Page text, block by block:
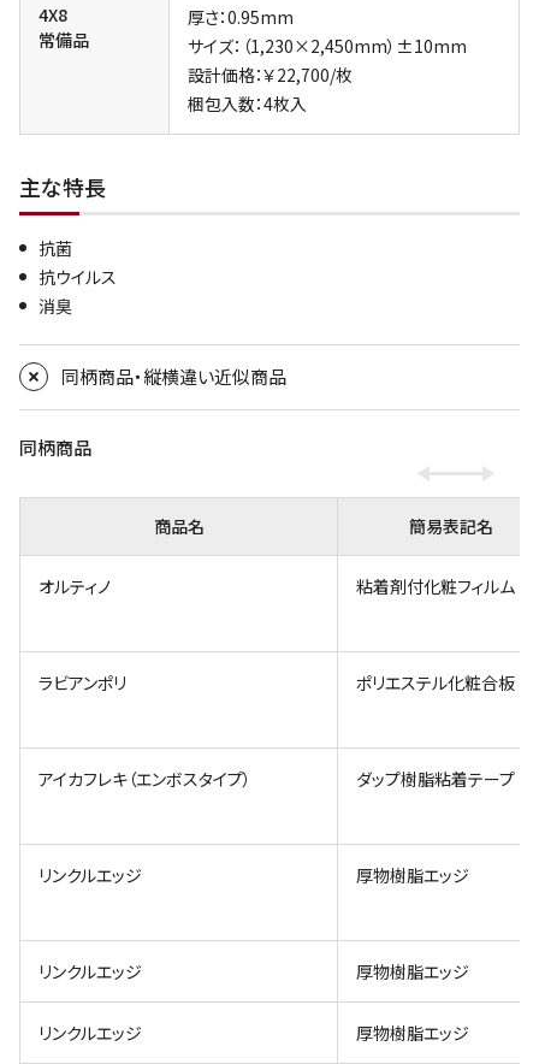
4X8
常備品
厚さ：0.95mm
サイズ：（1,230×2,450mm）±10mm
設計価格：￥22,700/枚
梱包入数：4枚入
主な特長
抗菌
抗ウイルス
消臭
同柄商品・縦横違い近似商品
同柄商品
商品名 簡易表記名
オルティノ 粘着剤付化粧フィルム
ラビアンポリ ポリエステル化粧合板
アイカフレキ（エンボスタイプ） ダップ樹脂粘着テープ
リンクルエッジ 厚物樹脂エッジ
リンクルエッジ 厚物樹脂エッジ
リンクルエッジ 厚物樹脂エッジ